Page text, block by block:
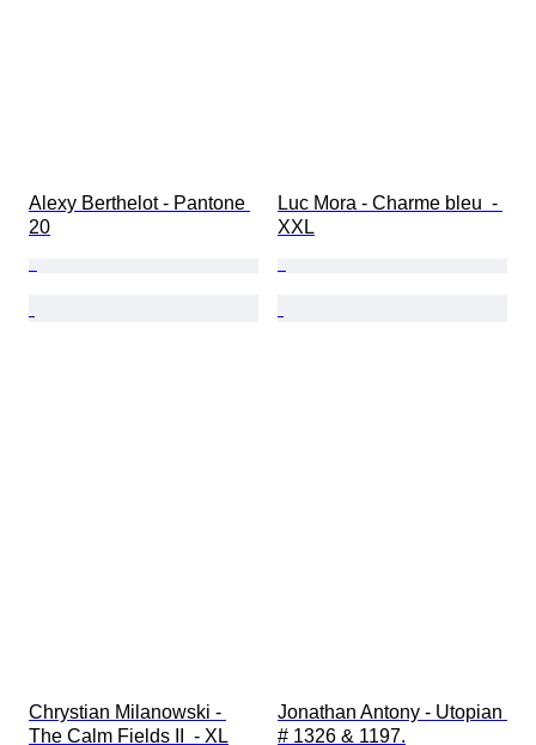
Alexy Berthelot - Pantone
20
Luc Mora - Charme bleu  -
XXL
Chrystian Milanowski -
The Calm Fields II  - XL
Jonathan Antony - Utopian
# 1326 & 1197.